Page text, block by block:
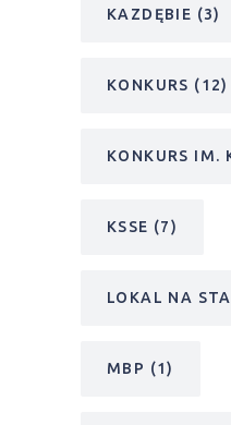
KAZDĘBIE (3)
KONKURS (12)
KONKURS IM.
KSSE (7)
LOKAL NA
MBP (1)